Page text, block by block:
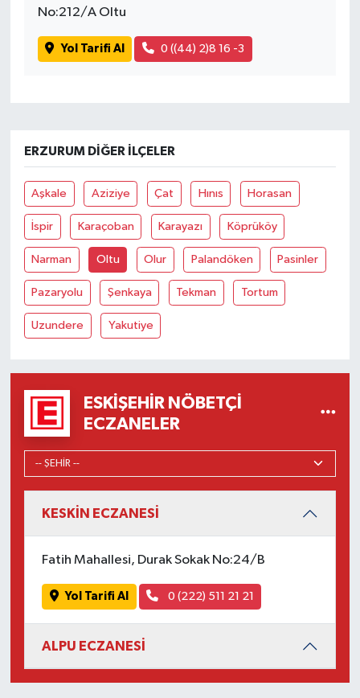
No:212/A Oltu
Yol Tarifi Al 0 ((44) 2)8 16 -3
ERZURUM DIĞER İLÇELER
Aşkale Aziziye Çat Hınıs Horasan
İspir Karaçoban Karayazı Köprüköy
Narman Oltu Olur Palandöken Pasinler
Pazaryolu Şenkaya Tekman Tortum
Uzundere Yakutiye
ESKIŞEHIR NÖBETÇI
ECZANELER
KESKİN ECZANESİ
Fatih Mahallesi, Durak Sokak No:24/B
Yol Tarifi Al 0 (222) 511 21 21
ALPU ECZANESİ